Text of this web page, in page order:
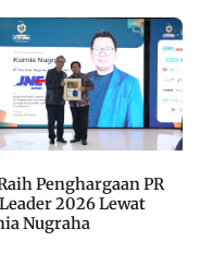
Penghargaan PR
2026 Lewat
Nugraha